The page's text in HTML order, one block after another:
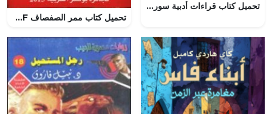
تحميل كتاب قراءات أدبية سوريّة PDF تأليف محمد فتحي المقداد مجانا [كامل]
تحميل كتاب ممر الصفصاف PDF أحمد المديني مجانا برابط مباشر